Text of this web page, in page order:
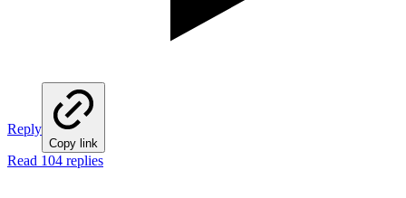
Reply
Copy link
Read 104 replies